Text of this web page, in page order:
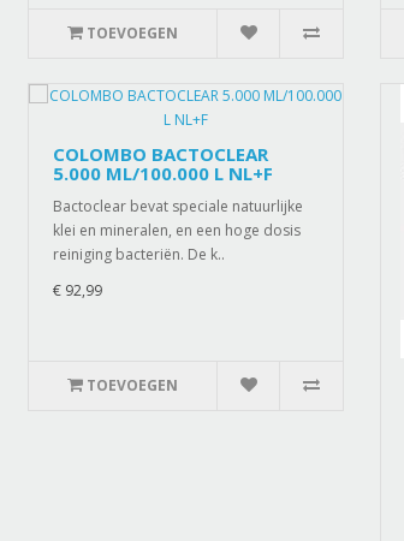
TOEVOEGEN
COLOMBO BACTOCLEAR
5.000 ML/100.000 L NL+F
Bactoclear bevat speciale natuurlijke
klei en mineralen, en een hoge dosis
reiniging bacteriën. De k..
€ 92,99
TOEVOEGEN